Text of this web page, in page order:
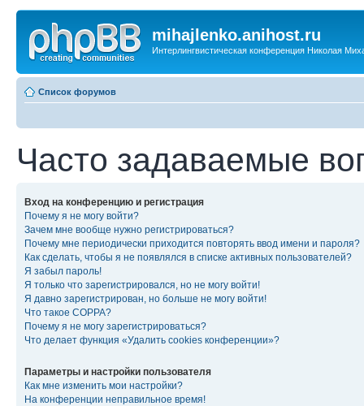
mihajlenko.anihost.ru
Интерлингвистическая конференция Николая
Список форумов
Часто задаваемые
Вход на конференцию и регистрация
Почему я не могу войти?
Зачем мне вообще нужно регистрироваться?
Почему мне периодически приходится повторять ввод имени и пароля?
Как сделать, чтобы я не появлялся в списке активных пользователей?
Я забыл пароль!
Я только что зарегистрировался, но не могу войти!
Я давно зарегистрирован, но больше не могу войти!
Что такое COPPA?
Почему я не могу зарегистрироваться?
Что делает функция «Удалить cookies конференции»?
Параметры и настройки пользователя
Как мне изменить мои настройки?
На конференции неправильное время!